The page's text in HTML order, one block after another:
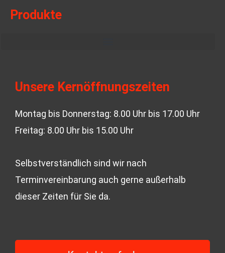
c
o
o
k
-
f
s
g
r
a
m
Produkte
Unsere Kernöffnungszeiten
Montag bis Donnerstag: 8.00 Uhr bis 17.00 Uhr
Freitag: 8.00 Uhr bis 15.00 Uhr
Selbstverständlich sind wir nach
Terminvereinbarung auch gerne außerhalb
dieser Zeiten für Sie da.